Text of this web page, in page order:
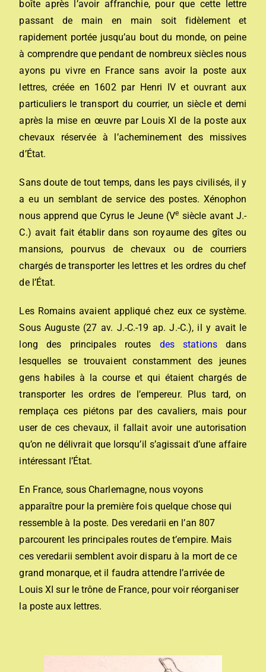
boîte après l’avoir affranchie, pour que cette lettre
passant de main en main soit fidèlement et
rapidement portée jusqu’au bout du monde, on peine
à comprendre que pendant de nombreux siècles nous
ayons pu vivre en France sans avoir la poste aux
lettres, créée en 1602 par Henri IV et ouvrant aux
particuliers le transport du courrier, un siècle et demi
après la mise en œuvre par Louis XI de la poste aux
chevaux réservée à l’acheminement des missives
d’État.
Sans doute de tout temps, dans les pays civilisés, il y
a eu un semblant de service des postes. Xénophon
nous apprend que Cyrus le Jeune (Ve siècle avant J.-
C.) avait fait établir dans son royaume des gîtes ou
mansions, pourvus de chevaux ou de courriers
chargés de transporter les lettres et les ordres du chef
de l’État.
Les Romains avaient appliqué chez eux ce système.
Sous Auguste (27 av. J.-C.-19 ap. J.-C.), il y avait le
long des principales routes des stationsdans
lesquelles se trouvaient constamment des jeunes
gens habiles à la course et qui étaient chargés de
transporter les ordres de l’empereur. Plus tard, on
remplaça ces piétons par des cavaliers, mais pour
user de ces chevaux, il fallait avoir une autorisation
qu’on ne délivrait que lorsqu’il s’agissait d’une affaire
intéressant l’État.
En France, sous Charlemagne, nous voyons
apparaître pour la première fois quelque chose qui
ressemble à la poste. Des veredarii en l’an 807
parcourent les principales routes de t’empire. Mais
ces veredarii semblent avoir disparu à la mort de ce
grand monarque, et il faudra attendre l’arrivée de
Louis XI sur le trône de France, pour voir réorganiser
la poste aux lettres.